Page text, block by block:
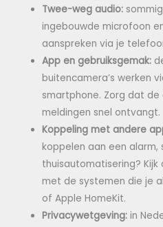
Twee-weg audio:
ingebouwde microfoon
aanspreken via je
App en gebruiksgemak:
buitencamera’s werken
smartphone. Zorg dat
meldingen snel ontvangt.
Koppeling met andere
koppelen aan een alarm,
thuisautomatisering?
met de systemen die je
of Apple HomeKit.
Privacywetgeving: in